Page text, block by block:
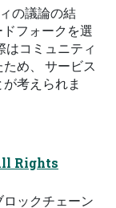
の議論の結
フォークを選
はコミュニティ
め、 サービス
考えられま
Rights
ックチェーン